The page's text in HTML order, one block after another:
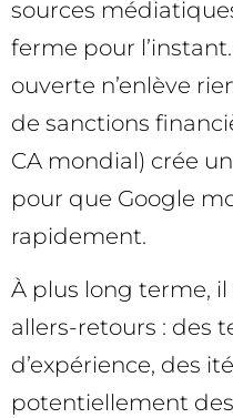
sources
ferme pour
ouverte n’enlève
de sanctions
CA mondial) crée
pour que Google
rapidement.
À plus long terme,
allers-retours : des
d’expérience, des
potentiellement